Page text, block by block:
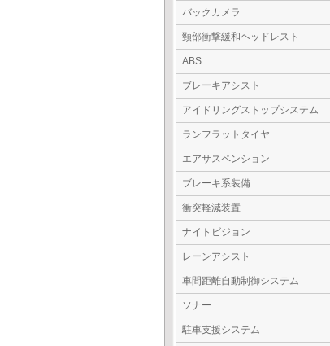
バックカメラ
頸部衝撃緩和ヘッドレスト
ABS
ブレーキアシスト
アイドリングストップシステム
ランフラットタイヤ
エアサスペンション
ブレーキ系装備
衝突軽減装置
ナイトビジョン
レーンアシスト
車間距離自動制御システム
ソナー
駐車支援システム